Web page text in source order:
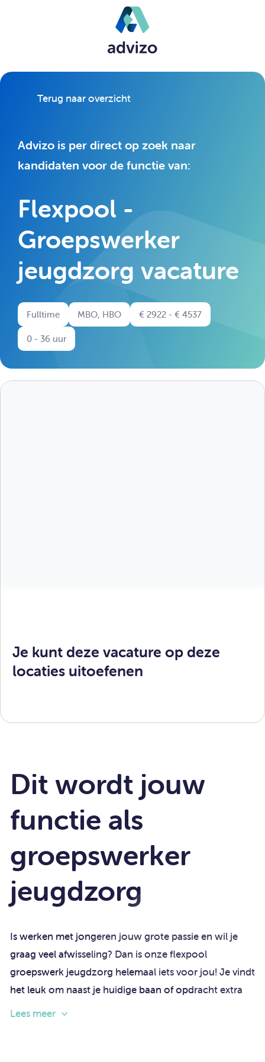
Terug naar overzicht
Advizo is per direct op zoek naar
kandidaten voor de functie van:
Flexpool -
Groepswerker
jeugdzorg vacature
Fulltime MBO, HBO € 2922 - € 4537
0 - 36 uur
Je kunt deze vacature op deze
locaties uitoefenen
Dit wordt jouw
functie als
groepswerker
jeugdzorg
Is werken met jongeren jouw grote passie en wil je
graag veel afwisseling? Dan is onze flexpool
groepswerk jeugdzorg helemaal iets voor jou! Je vindt
het leuk om naast je huidige baan of opdracht extra
diensten te draaien of interessant om bij verschillende
Lees meer